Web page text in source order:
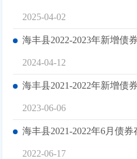
2025-04-02
海丰县2022-2023年新增债
2024-04-12
海丰县2021-2022年新增债
2023-06-06
海丰县2021-2022年6月债
2022-06-17